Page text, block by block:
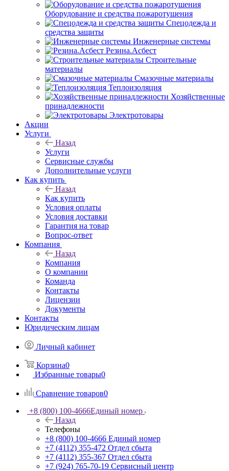
Оборудование и средства пожаротушения
Спецодежда и
средства защиты
Инженерные системы
Резина.Асбест
Строительные
материалы
Смазочные материалы
Теплоизоляция
Хозяйственные
принадлежности
Электротовары
Акции
Услуги
Назад
Услуги
Сервисные службы
Дополнительные услуги
Как купить
Назад
Как купить
Условия оплаты
Условия доставки
Гарантия на товар
Вопрос-ответ
Компания
Назад
Компания
О компании
Команда
Контакты
Лицензии
Документы
Контакты
Юридическим лицам
Личный кабинет
Корзина0
Избранные товары0
Сравнение товаров0
+8 (800) 100-4666Единый номер
Назад
Телефоны
+8 (800) 100-4666 Единый номер
+7 (4112) 355-472 Отдел сбыта
+7 (4112) 355-367 Отдел сбыта
+7 (924) 765-70-19 Сервисный центр